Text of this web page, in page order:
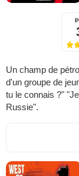
Un champ de
d'un groupe de
tu le connais ?"
Russie".